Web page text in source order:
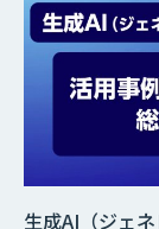
生成AI（ジェ